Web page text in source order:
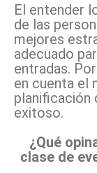
El entender
de las
mejores
adecuado
entradas.
en cuenta el
planificación
exitoso.
¿Qué
clase de